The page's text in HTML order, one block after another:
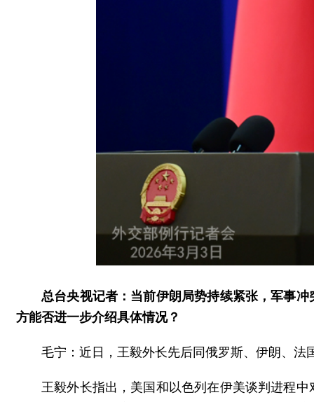
总台央视记者：当前伊朗局势持续紧张，军事
方能否进一步介绍具体情况？
毛宁：近日，王毅外长先后同俄罗斯、伊朗、
王毅外长指出，美国和以色列在伊美谈判进程